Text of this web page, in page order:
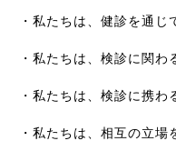
・私たちは、健診を通
・私たちは、検診に関わ
・私たちは、検診に携
・私たちは、相互の立